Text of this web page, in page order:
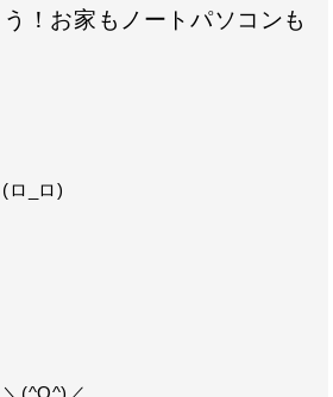
！お家もノートパソコンも
_ロ)ゞ